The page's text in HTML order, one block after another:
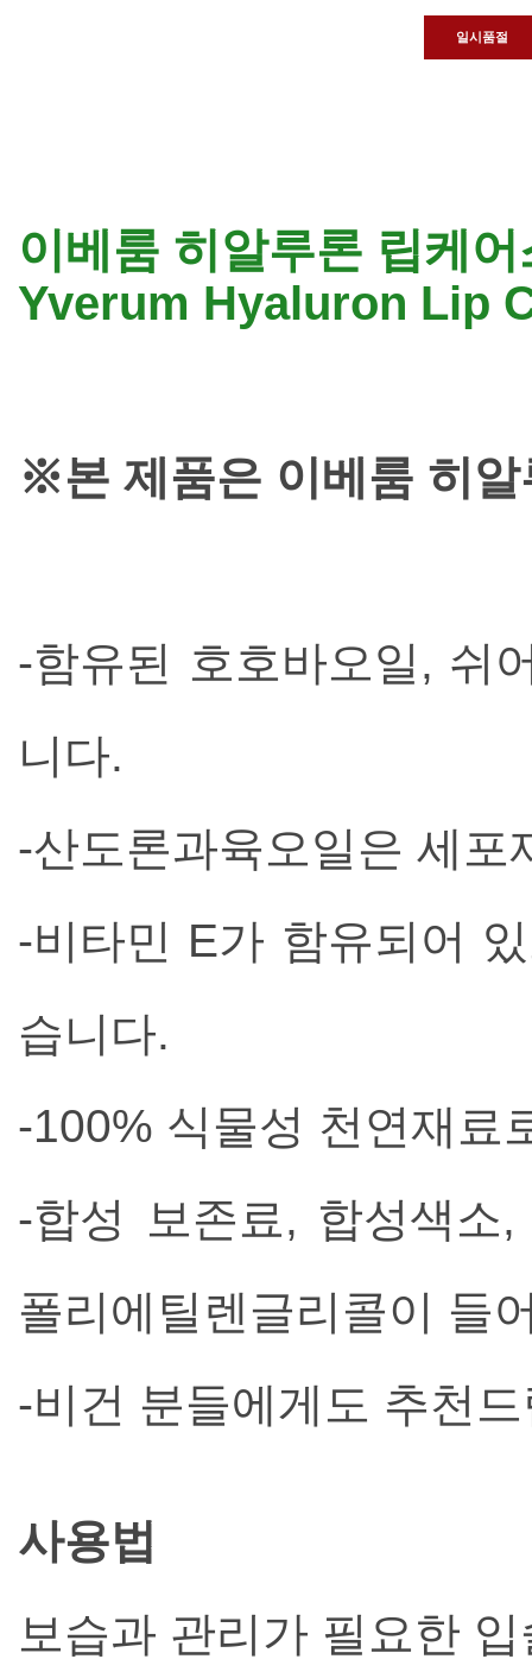
일시품절
이베룸 히알루론 립케
Yverum Hyaluron Lip
※본 제품은 이베룸 히
-함유된 호호바오일, 쉬
니다.
-산도론과육오일은 세포
-비타민 E가 함유되어
습니다.
-100% 식물성 천연재료
-합성 보존료, 합성색소
폴리에틸렌글리콜이 들
-비건 분들에게도 추천
사용법
보습과 관리가 필요한